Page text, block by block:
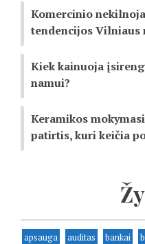
Komercinio
tendencijos Vilniaus
Kiek kainuoja
namui?
Keramikos
patirtis, kuri keičia
apsauga auditas bankai